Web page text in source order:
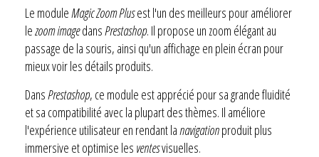
Le moduleMagic Zoom Plusest l'un des meilleurs pour améliorer
lezoom imagedansPrestashop. Il propose un zoom élégant au
passage de la souris, ainsi qu'un affichage en plein écran pour
mieux voir les détails produits.
DansPrestashop, ce module est apprécié pour sa grande fluidité
et sa compatibilité avec la plupart des thèmes. Il améliore
l'expérience utilisateur en rendant la navigationproduit plus
immersive et optimise les ventesvisuelles.